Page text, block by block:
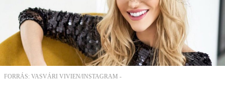
FORRÁS: VASVÁRI VIVIEN/INSTAGRAM -